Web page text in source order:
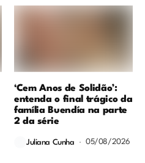
‘Cem Anos de Solidão’:
entenda o final trágico da
família Buendía na parte
2 da série
Juliana Cunha 05/08/2026